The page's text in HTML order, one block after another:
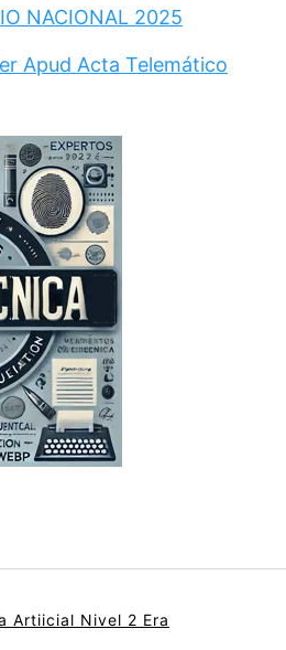
NACIONAL 2025
Apud Acta Telemático
Artiicial Nivel 2 Era